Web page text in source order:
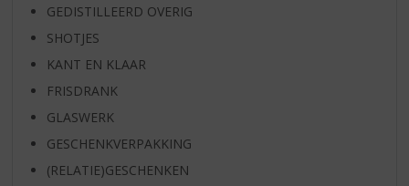
GEDISTILLEERD OVERIG
SHOTJES
KANT EN KLAAR
FRISDRANK
GLASWERK
GESCHENKVERPAKKING
(RELATIE)GESCHENKEN